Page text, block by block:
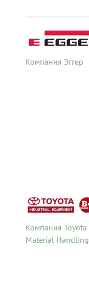
Компания Эггер
Компания Toyota
Material Handling